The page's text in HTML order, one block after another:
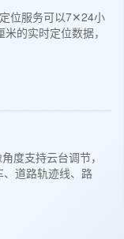
位服务可以7✕24小
的实时定位数据，
度支持云台调节，
道路轨迹线、路